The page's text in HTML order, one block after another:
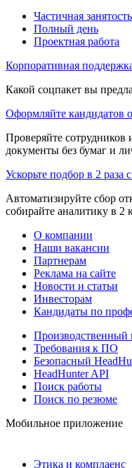
Частичная занятость
Полный день
Проектная работа
Корпоративная
Какой соцпакет вы
Оформляйте кандидатов
Проверяйте
документы без бумаг и
Ускорьте подбор в 2 раза
Автоматизируйте сбор
собирайте аналитику в 2
О компании
Наши вакансии
Партнерам
Реклама на сайте
Новости и статьи
Инвесторам
Кандидаты по
Производственный
Требования к ПО
Безопасный
HeadHunter API
Поиск работы
Поиск по резюме
Мобильное приложение
Этика и комплаенс